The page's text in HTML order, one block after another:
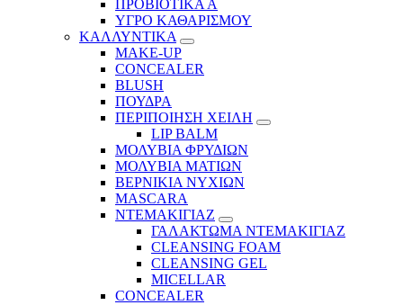
ΠΡΟΒΙΟΤΙΚΑ Α
ΥΓΡΟ ΚΑΘΑΡΙΣΜΟΥ
ΚΑΛΛΥΝΤΙΚΑ
MAKE-UP
CONCEALER
BLUSH
ΠΟΥΔΡΑ
ΠΕΡΙΠΟΙΗΣΗ ΧΕΙΛΗ
LIP BALM
ΜΟΛΥΒΙΑ ΦΡΥΔΙΩΝ
ΜΟΛΥΒΙΑ ΜΑΤΙΩΝ
ΒΕΡΝΙΚΙΑ ΝΥΧΙΩΝ
MASCARA
ΝΤΕΜΑΚΙΓΙΑΖ
ΓΑΛΑΚΤΩΜΑ ΝΤΕΜΑΚΙΓΙΑΖ
CLEANSING FOAM
CLEANSING GEL
MICELLAR
CONCEALER